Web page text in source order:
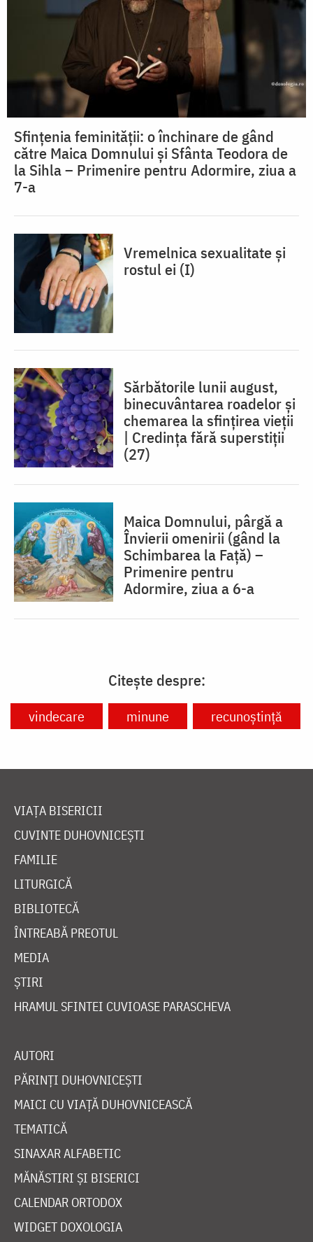
Sfințenia feminității: o închinare de gând
către Maica Domnului și Sfânta Teodora de
la Sihla – Primenire pentru Adormire, ziua a
7-a
Vremelnica sexualitate și
rostul ei (I)
Sărbătorile lunii august,
binecuvântarea roadelor și
chemarea la sfințirea vieții
| Credința fără superstiții
(27)
Maica Domnului, pârgă a
Învierii omenirii (gând la
Schimbarea la Față) –
Primenire pentru
Adormire, ziua a 6-a
Citește despre:
vindecare minune recunoștință
VIAȚA BISERICII
CUVINTE DUHOVNICEȘTI
FAMILIE
LITURGICĂ
BIBLIOTECĂ
ÎNTREABĂ PREOTUL
MEDIA
ȘTIRI
HRAMUL SFINTEI CUVIOASE PARASCHEVA
AUTORI
PĂRINȚI DUHOVNICEȘTI
MAICI CU VIAȚĂ DUHOVNICEASCĂ
TEMATICĂ
SINAXAR ALFABETIC
MĂNĂSTIRI ȘI BISERICI
CALENDAR ORTODOX
WIDGET DOXOLOGIA